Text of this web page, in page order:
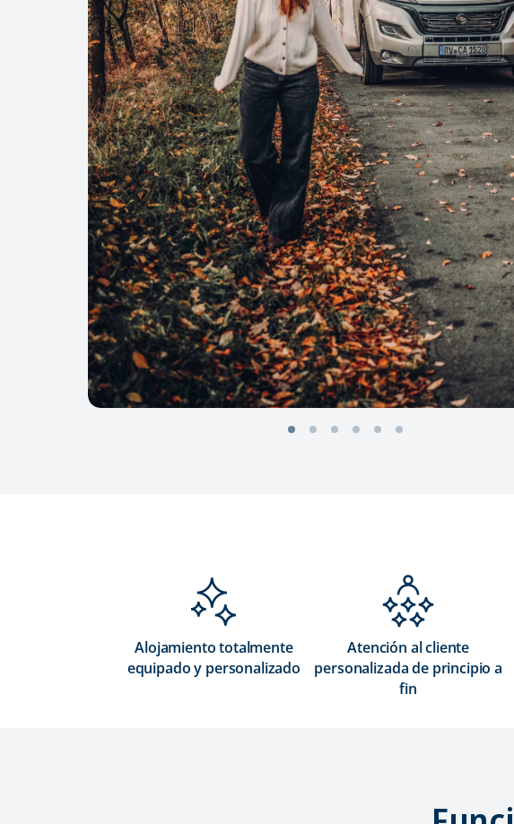
Alojamiento totalmente
equipado y personalizado
Atención al cliente
personalizada de principio a
fin